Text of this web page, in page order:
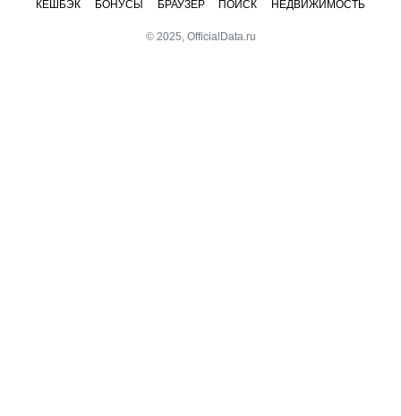
КЕШБЭК
БОНУСЫ БРАУЗЕР ПОИСК НЕДВИЖИМОСТЬ
© 2025, OfficialData.ru